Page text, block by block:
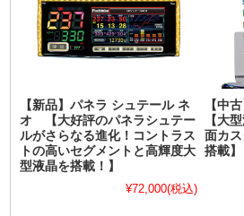
【新品】パネラ シュテール ネ
オ 【大好評のパネラシュテー
ルがさらなる進化！コントラス
トの高いセグメントと高輝度大
型液晶を搭載！】
¥72,000(税込)
【中
【大
面カ
搭載】